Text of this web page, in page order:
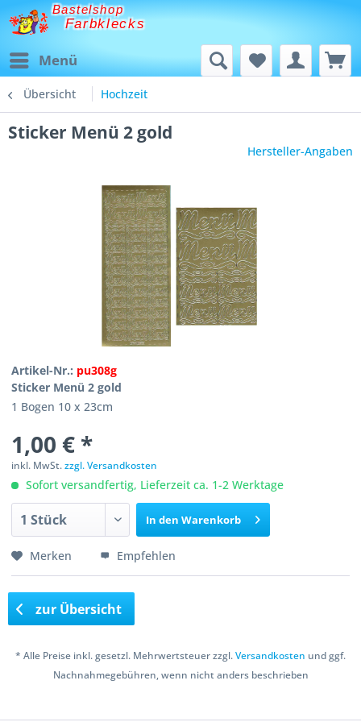
Bastelshop
Farbklecks
Menü
Übersicht Hochzeit
Sticker Menü 2 gold
Hersteller-Angaben
Artikel-Nr.: pu308g
Sticker Menü 2 gold
1 Bogen 10 x 23cm
1,00 € *
inkl. MwSt.zzgl. Versandkosten
Sofort versandfertig, Lieferzeit ca. 1-2 Werktage
In den Warenkorb
Merken Empfehlen
zur Übersicht
* Alle Preise inkl. gesetzl. Mehrwertsteuer zzgl.Versandkosten und ggf.
Nachnahmegebühren, wenn nicht anders beschrieben